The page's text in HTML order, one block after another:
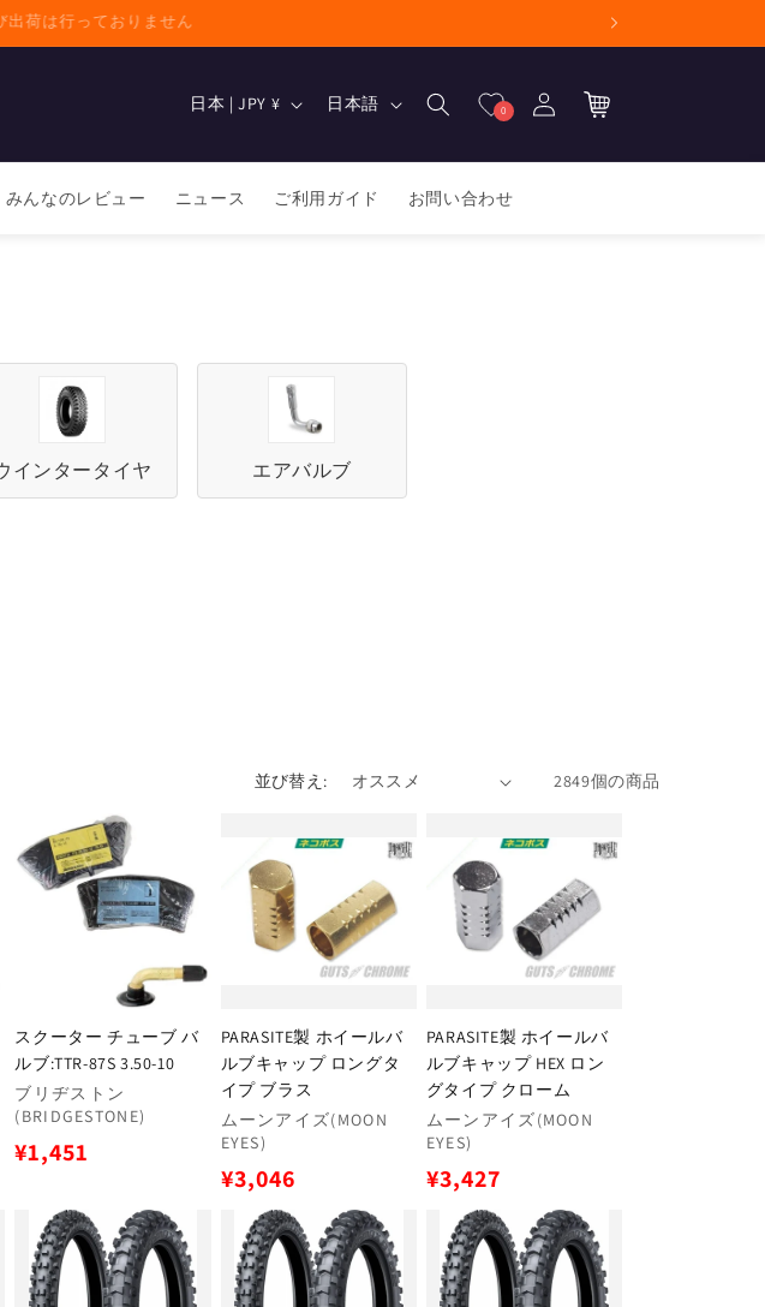
出荷は行っておりません
国
地
域
日本 | JPY ¥
言
日本語 0
イ
ー
みんなのレビュー ニュース ご利用ガイド お問い合わせ
インタータイヤ エアバルブ
並び替え: 2849個の商品
スクーター チューブ バ
ルブ:TTR-87S 3.50-10
販
売
元:
ブリヂストン
(BRIDGESTONE)
通
格
¥1,451
PARASITE製 ホイールバ
ルブキャップ ロングタ
イプ ブラス
販
売
元:
ムーンアイズ(MOON
EYES)
通
価
格
¥3,046
PARASITE製 ホイールバ
ルブキャップ HEX ロン
グタイプ クローム
販
売
元:
ムーンアイズ(MOON
EYES)
通
価
格
¥3,427